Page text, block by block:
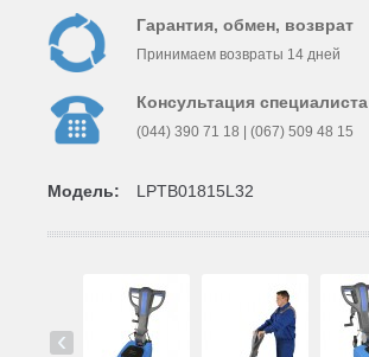
Гарантия, обмен, возврат
Принимаем возвраты 14 дней
Консультация специалиста
(044) 390 71 18 | (067) 509 48 15
Модель: LPTB01815L32
‹